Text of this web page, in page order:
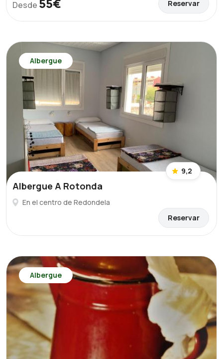
Desde Reservar
Albergue
9,2
Albergue A Rotonda
En el centro de Redondela
Reservar
Albergue